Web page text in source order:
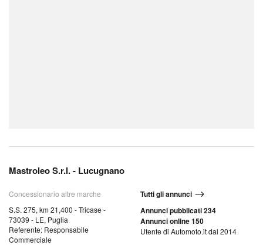
Mastroleo S.r.l. - Lucugnano
Concessionario altre marche
S.S. 275, km 21,400 - Tricase -
73039 - LE, Puglia
Referente: Responsabile
Commerciale
Tutti gli annunci
Annunci pubblicati 234
Annunci online 150
Utente di Automoto.it dal 2014